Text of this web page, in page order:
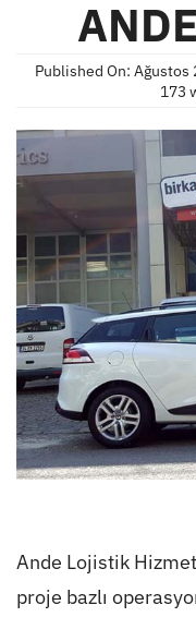
Published On: Ağustos
173
Ande Lojistik
proje bazlı